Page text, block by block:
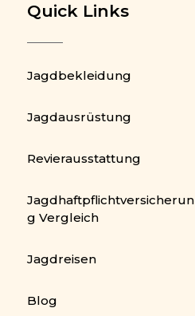
Quick Links
Jagdbekleidung
Jagdausrüstung
Revierausstattung
Jagdhaftpflichtversicherun
g Vergleich
Jagdreisen
Blog